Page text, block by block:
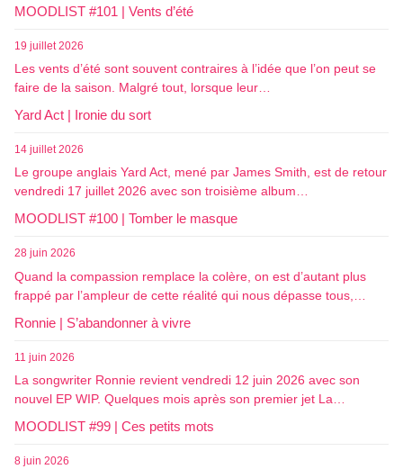
MOODLIST #101 | Vents d’été
19 juillet 2026
Les vents d’été sont souvent contraires à l’idée que l’on peut se
faire de la saison. Malgré tout, lorsque leur…
Yard Act | Ironie du sort
14 juillet 2026
Le groupe anglais Yard Act, mené par James Smith, est de retour
vendredi 17 juillet 2026 avec son troisième album…
MOODLIST #100 | Tomber le masque
28 juin 2026
Quand la compassion remplace la colère, on est d’autant plus
frappé par l’ampleur de cette réalité qui nous dépasse tous,…
Ronnie | S’abandonner à vivre
11 juin 2026
La songwriter Ronnie revient vendredi 12 juin 2026 avec son
nouvel EP WIP. Quelques mois après son premier jet La…
MOODLIST #99 | Ces petits mots
8 juin 2026